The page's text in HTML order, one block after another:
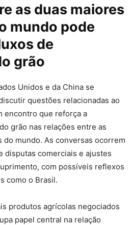
as duas maiores
mundo pode
de
grão
Unidos e da China se
questões relacionadas ao
encontro que reforça a
grão nas relações entre as
do mundo. As conversas ocorrem
disputas comerciais e ajustes
com possíveis reflexos
como o Brasil.
produtos agrícolas negociados
papel central na relação